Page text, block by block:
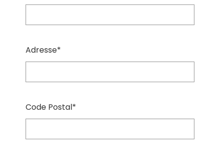
Adresse*
Code Postal*